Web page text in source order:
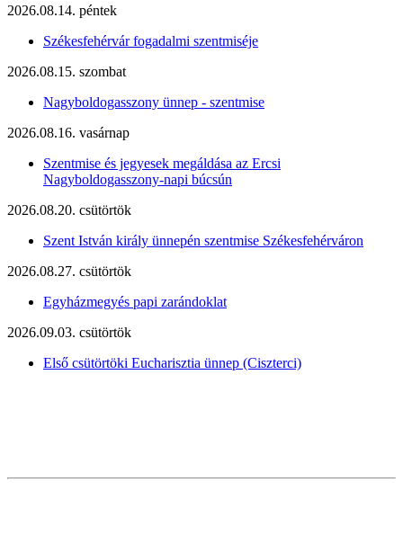
2026.08.14. péntek
Székesfehérvár fogadalmi szentmiséje
2026.08.15. szombat
Nagyboldogasszony ünnep - szentmise
2026.08.16. vasárnap
Szentmise és jegyesek megáldása az Ercsi
Nagyboldogasszony-napi búcsún
2026.08.20. csütörtök
Szent István király ünnepén szentmise Székesfehérváron
2026.08.27. csütörtök
Egyházmegyés papi zarándoklat
2026.09.03. csütörtök
Első csütörtöki Eucharisztia ünnep (Ciszterci)